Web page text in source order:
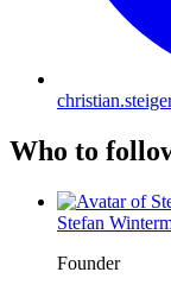
Who to
Stefan
Founder